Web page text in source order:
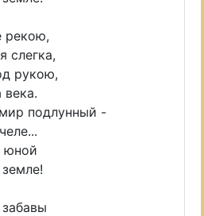
рекою,
слегка,
рукою,
века.
подлунный -
юной